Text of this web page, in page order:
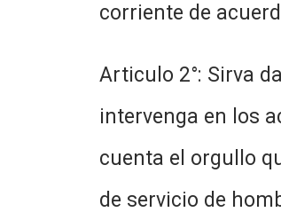
corriente de
Articulo 2°: Sirva
intervenga en los
cuenta el orgullo
de servicio de